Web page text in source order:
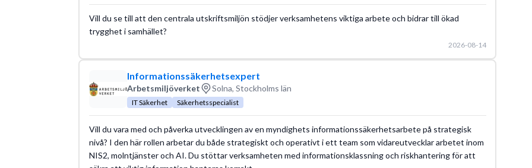
Vill du se till att den centrala utskriftsmiljön stödjer verksamhetens viktiga arbete och bidrar till ökad
trygghet i samhället?
2026-08-14
Informationssäkerhetsexpert
Arbetsmiljöverket Solna, Stockholms län
IT Säkerhet Säkerhetsspecialist
Vill du vara med och påverka utvecklingen av en myndighets informationssäkerhetsarbete på strategisk
nivå? I den här rollen arbetar du både strategiskt och operativt i ett team som vidareutvecklar arbetet inom
NIS2, molntjänster och AI. Du stöttar verksamheten med informationsklassning och riskhantering för att